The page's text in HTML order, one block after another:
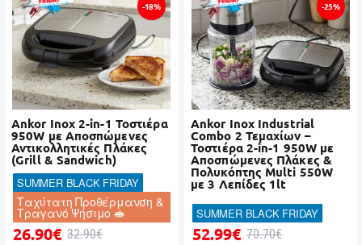
-18%
Ankor Inox 2-in-1 Τοστιέρα
950W με Αποσπώμενες
Αντικολλητικές Πλάκες
(Grill & Sandwich)
SUMMER BLACK FRIDAY
Ταχύτατη Προθέρμανση &
Τραγανό Ψήσιμο 🥪
26.90€ 32.90€
-25%
Ankor Inox Industrial
Combo 2 Τεμαχίων –
Τοστιέρα 2-in-1 950W με
Αποσπώμενες Πλάκες &
Πολυκόπτης Multi 550W
με 3 Λεπίδες 1lt
SUMMER BLACK FRIDAY
52.99€ 70.70€